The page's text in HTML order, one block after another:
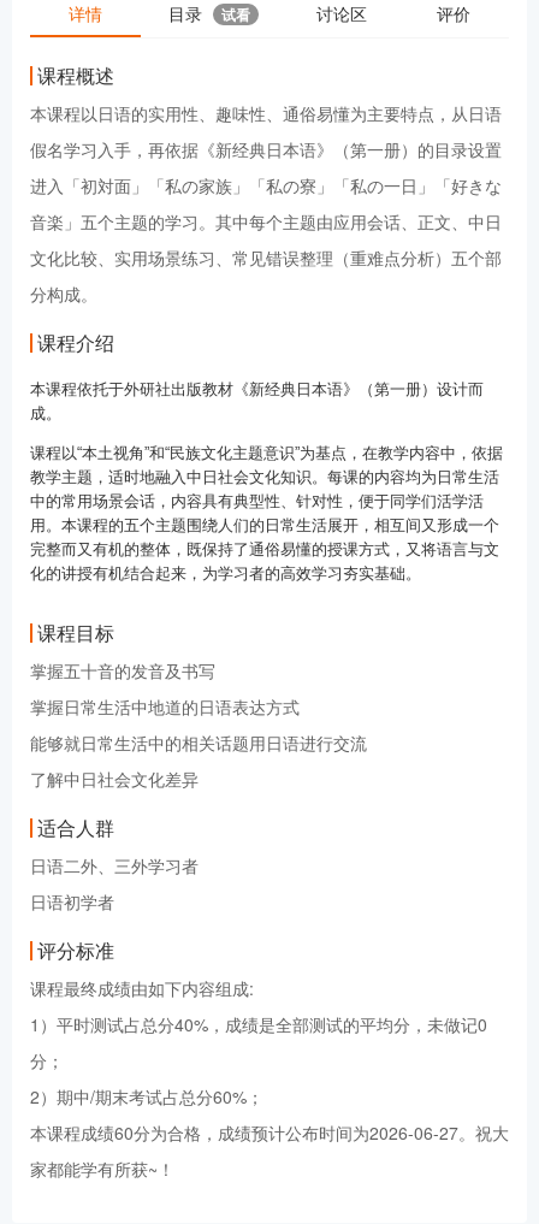
南昌大学
讲师
南昌大学
南昌大学
详情 目录 试看 讨论区 评价
课程概述
本课程以日语的实用性、趣味性、通俗易懂为主要特点，从日语
假名学习入手，再依据《新经典日本语》（第一册）的目录设置
进入「初対面」「私の家族」「私の寮」「私の一日」「好きな
音楽」五个主题的学习。其中每个主题由应用会话、正文、中日
文化比较、实用场景练习、常见错误整理（重难点分析）五个部
分构成。
课程介绍
本课程依托于外研社出版教材《新经典日本语》（第一册）设计而
成。
课程以“本土视角”和“民族文化主题意识”为基点，在教学内容中，依据
教学主题，适时地融入中日社会文化知识。每课的内容均为日常生活
中的常用场景会话，内容具有典型性、针对性，便于同学们活学活
用。本课程的五个主题围绕人们的日常生活展开，相互间又形成一个
完整而又有机的整体，既保持了通俗易懂的授课方式，又将语言与文
化的讲授有机结合起来，为学习者的高效学习夯实基础。
课程目标
掌握五十音的发音及书写
掌握日常生活中地道的日语表达方式
能够就日常生活中的相关话题用日语进行交流
了解中日社会文化差异
适合人群
日语二外、三外学习者
日语初学者
评分标准
课程最终成绩由如下内容组成:
1）平时测试占总分40%，成绩是全部测试的平均分，未做记0
分；
2）期中/期末考试占总分60%；
本课程成绩60分为合格，成绩预计公布时间为2026-06-27。祝大
家都能学有所获~！